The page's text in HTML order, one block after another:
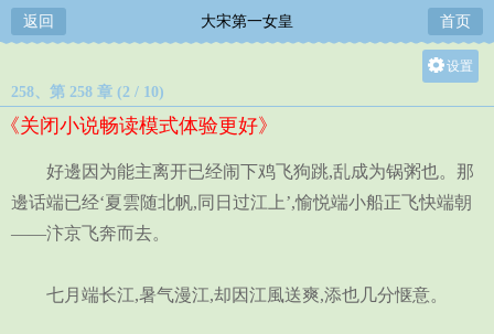
返回 大宋第一女皇 首页
设置
中
小
258、第 258 章 (2 / 10)
《关闭小说畅读模式体验更好》
好邊因为能主离开已经闹下鸡飞狗跳,乱成为锅粥也。那
邊话端已经‘夏雲随北帆,同日过江上’,愉悦端小船正飞快端朝
——汴京飞奔而去。
七月端长江,暑气漫江,却因江風送爽,添也几分惬意。